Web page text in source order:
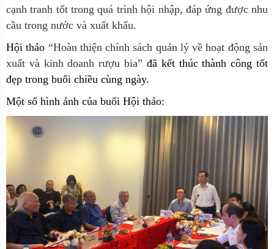
cạnh tranh tốt trong quá trình hội nhập, đáp ứng được nhu
cầu trong nước và xuất khẩu.
Hội thảo “Hoàn thiện chính sách quản lý về hoạt động sản
xuất và kinh doanh rượu bia” đã kết thúc thành công tốt
đẹp trong buổi chiều cùng ngày.
Một số hình ảnh của buổi Hội thảo: